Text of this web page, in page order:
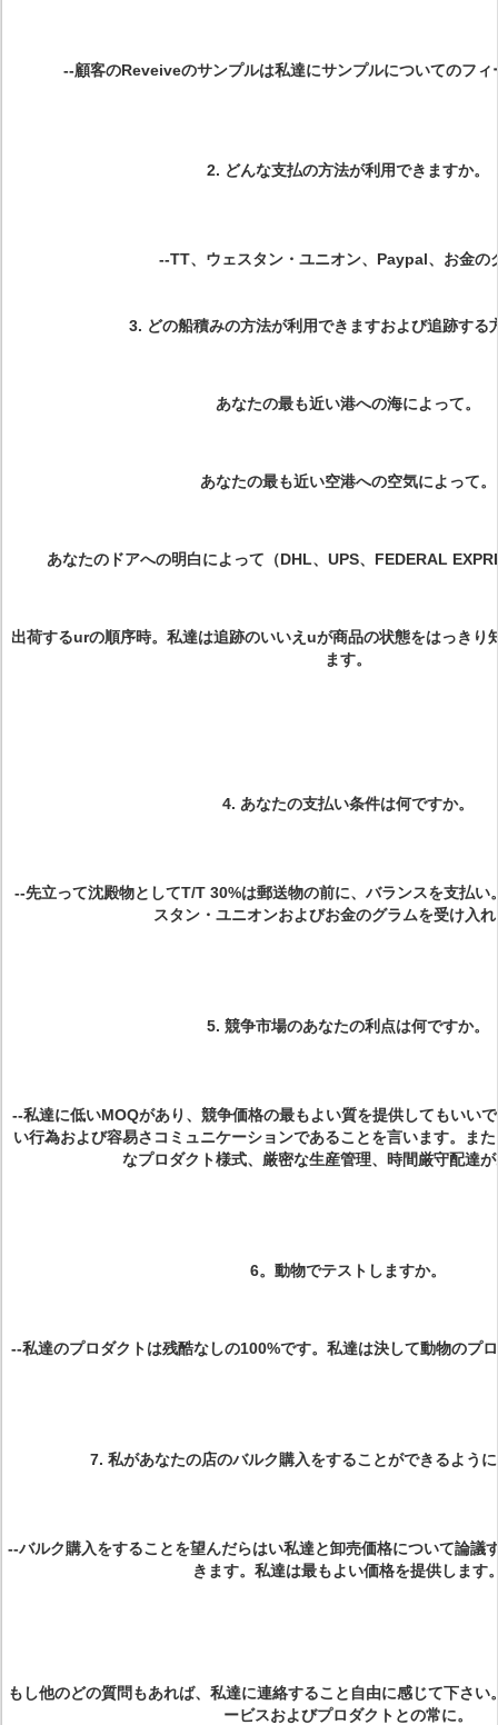
--顧客のReveiveのサンプルは私達にサンプルについてのフィ
2. どんな支払の方法が利用できますか。
--TT、ウェスタン・ユニオン、Paypal、お金の
3. どの船積みの方法が利用できますおよび追跡する
あなたの最も近い港への海によって。
あなたの最も近い空港への空気によって。
あなたのドアへの明白によって（DHL、UPS、FEDERAL
出荷するurの順序時。私達は追跡のいいえuが商品の状態をはっきり
ます。
4. あなたの支払い条件は何ですか。
--先立って沈殿物としてT/T 30%は郵送物の前に、バランスを支払
スタン・ユニオンおよびお金のグラムを受け入
5. 競争市場のあなたの利点は何ですか。
--私達に低いMOQがあり、競争価格の最もよい質を提供してもいい
い行為および容易さコミュニケーションであることを言います。ま
なプロダクト様式、厳密な生産管理、時間厳守配達
6。 動物でテストしますか。
--私達のプロダクトは残酷なしの100%です。私達は決して動物のプ
7. 私があなたの店のバルク購入をすることができるよう
--バルク購入をすることを望んだらはい私達と卸売価格について論議
きます。私達は最もよい価格を提供します
もし他のどの質問もあれば、私達に連絡すること自由に感じて下さ
ービスおよびプロダクトとの常に。